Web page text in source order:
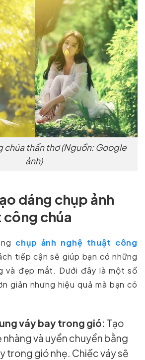
chúa thẩn thơ (Nguồn: Google
ảnh)
dáng chụp ảnh
chúa
chụp ảnh nghệ thuật công
tiếp cận sẽ giúp bạn có những
và đẹp mắt. Dưới đây là một số
giản nhưng hiệu quả mà bạn có
váy bay trong gió: Tạo
nhàng và uyển chuyển bằng
trong gió nhẹ. Chiếc váy sẽ